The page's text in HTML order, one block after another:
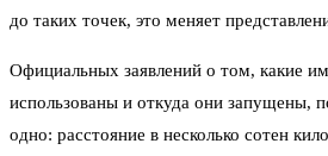
до таких точек, это меняет
Официальных заявлений о том, какие
использованы и откуда они запущены,
одно: расстояние в несколько сотен